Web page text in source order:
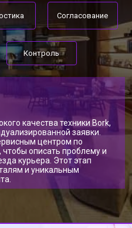
Согласование
Контроль
качества техники Bork,
заявки.
центром по
описать проблему и
курьера. Этот этап
и уникальным